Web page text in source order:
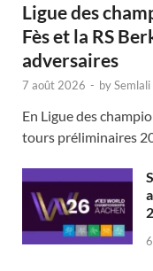
Ligue des
Fès et la RS
adversaires
7 août 2026 - by
En Ligue des
tours préliminaires